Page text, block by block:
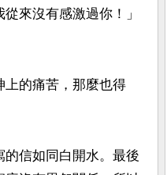
來沒有感激過你！」
上的痛苦，那麼也得
信如同白開水。最後